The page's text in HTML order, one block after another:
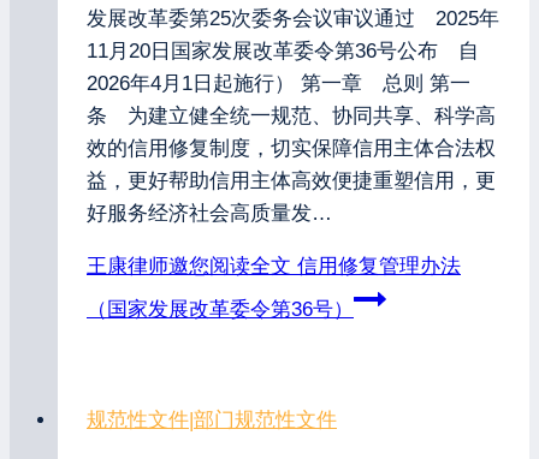
发展改革委第25次委务会议审议通过 2025年
11月20日国家发展改革委令第36号公布 自
2026年4月1日起施行） 第一章 总则 第一
条 为建立健全统一规范、协同共享、科学高
效的信用修复制度，切实保障信用主体合法权
益，更好帮助信用主体高效便捷重塑信用，更
好服务经济社会高质量发…
王康律师邀您阅读全文 信用修复管理办法
（国家发展改革委令第36号）
规范性文件|部门规范性文件